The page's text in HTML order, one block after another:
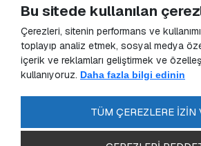
KVKK Başvuru
KVKK Aydınlatma Metni
Veri Sorumlusu Başvuru Formu
Güvenlik Kameraları Aydınlatma Metni
SSS
Bu sitede kullanılan
Çerezleri, sitenin performans ve
toplayıp analiz etmek, sosyal medya
içerik ve reklamları geliştirmek ve
kullanıyoruz. Daha fazla bilgi edinin
TÜM ÇEREZLERE İZİN